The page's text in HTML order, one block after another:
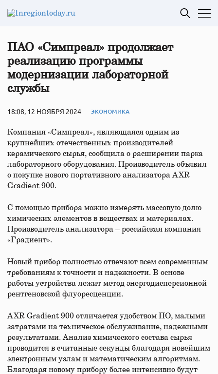
ПАО «Симпреал» продолжает
реализацию программы
модернизации лабораторной
службы
18:08, 12 НОЯБРЯ 2024 ЭКОНОМИКА
Компания «Симпреал», являющаяся одним из
крупнейших отечественных производителей
керамического сырья, сообщила о расширении парка
лабораторного оборудования. Производитель объявил
о покупке нового портативного анализатора AXR
Gradient 900.
С помощью прибора можно измерять массовую долю
химических элементов в веществах и материалах.
Производитель анализатора – российская компания
«Градиент».
Новый прибор полностью отвечают всем современным
требованиям к точности и надежности. В основе
работы устройства лежит метод энергодисперсионной
рентгеновской флуоресценции.
AXR Gradient 900 отличается удобством ПО, малыми
затратами на техническое обслуживание, надежными
результатами. Анализ химического состава сырья
проводится в считанные секунды благодаря новейшим
электронным узлам и математическим алгоритмам.
Благодаря новому прибору более интенсивно будут